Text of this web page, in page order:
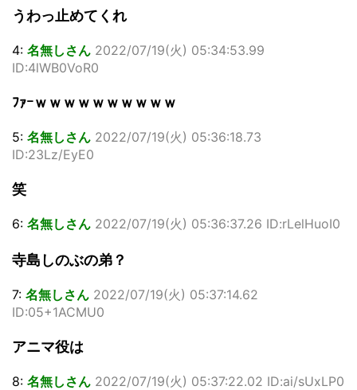
うわっ止めてくれ
4: 名無しさん 2022/07/19(火) 05:34:53.99
ID:4lWB0VoR0
ﾌｧｰｗｗｗｗｗｗｗｗｗｗ
5: 名無しさん 2022/07/19(火) 05:36:18.73
ID:23Lz/EyE0
笑
6: 名無しさん 2022/07/19(火) 05:36:37.26 ID:rLelHuoI0
寺島しのぶの弟？
7: 名無しさん 2022/07/19(火) 05:37:14.62
ID:05+1ACMU0
アニマ役は
8: 名無しさん 2022/07/19(火) 05:37:22.02 ID:ai/sUxLP0